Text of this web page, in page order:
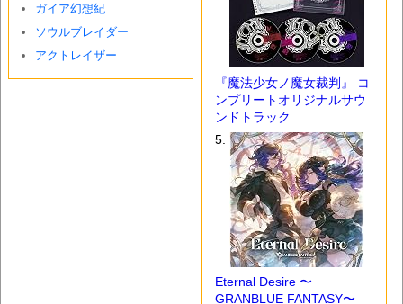
ガイア幻想紀
ソウルブレイダー
アクトレイザー